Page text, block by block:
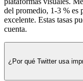
del promedio, 1-3 % es
excelente. Estas tasas
cuenta.
¿Por qué Twitter usa